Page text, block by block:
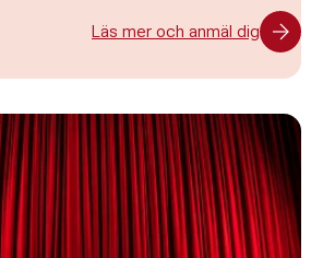
Läs mer och anmäl dig